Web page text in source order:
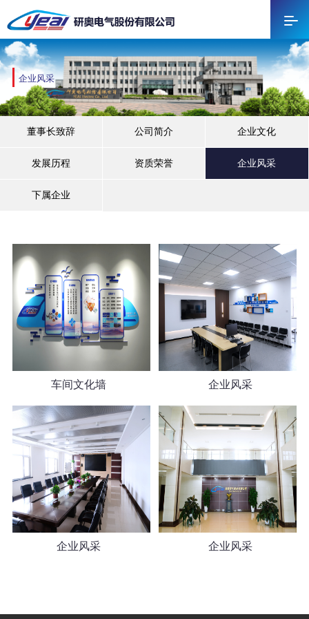
企业风采
董事长致辞 公司简介 企业文化
发展历程 资质荣誉 企业风采
下属企业
车间文化墙 企业风采
企业风采 企业风采